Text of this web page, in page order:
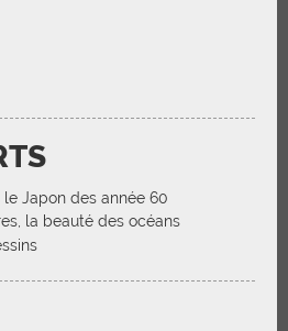
Japon des année 60
la beauté des océans